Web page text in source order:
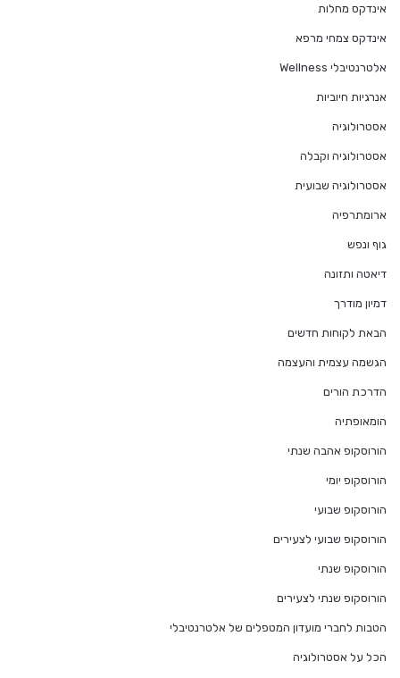
אינדקס מחלות
אינדקס צמחי מרפא
אלטרנטיבלי Wellness
אנרגיות חיוביות
אסטרולוגיה
אסטרולוגיה וקבלה
אסטרולוגיה שבועית
ארומתרפיה
גוף ונפש
דיאטה ותזונה
דמיון מודרך
הבאת לקוחות חדשים
הגשמה עצמית והעצמה
הדרכת הורים
הומאופתיה
הורוסקופ אהבה שנתי
הורוסקופ יומי
הורוסקופ שבועי
הורוסקופ שבועי לצעירים
הורוסקופ שנתי
הורוסקופ שנתי לצעירים
הטבות לחברי מועדון המטפלים של אלטרנטיבלי
הכל על אסטרולוגיה